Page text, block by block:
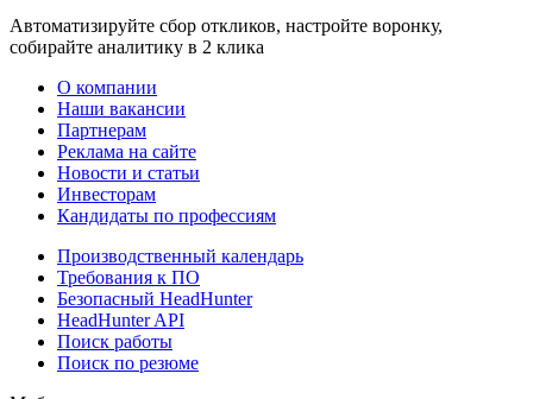
Автоматизируйте сбор откликов, настройте воронку,
собирайте аналитику в 2 клика
О компании
Наши вакансии
Партнерам
Реклама на сайте
Новости и статьи
Инвесторам
Кандидаты по профессиям
Производственный календарь
Требования к ПО
Безопасный HeadHunter
HeadHunter API
Поиск работы
Поиск по резюме